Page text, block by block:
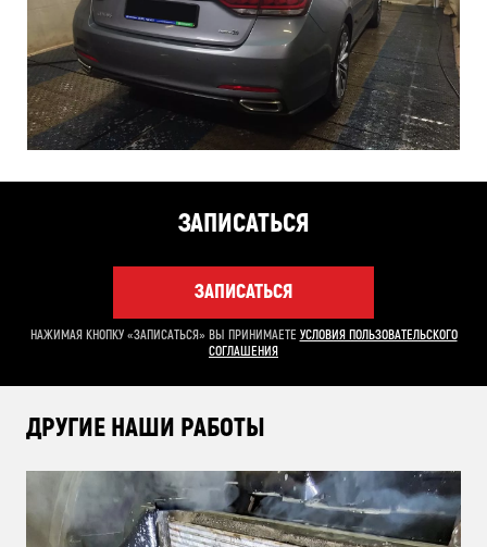
ЗАПИСАТЬСЯ
ЗАПИСАТЬСЯ
НАЖИМАЯ КНОПКУ «ЗАПИСАТЬСЯ» ВЫ ПРИНИМАЕТЕ УСЛОВИЯ ПОЛЬЗОВАТЕЛЬСКОГО
СОГЛАШЕНИЯ
ДРУГИЕ НАШИ РАБОТЫ